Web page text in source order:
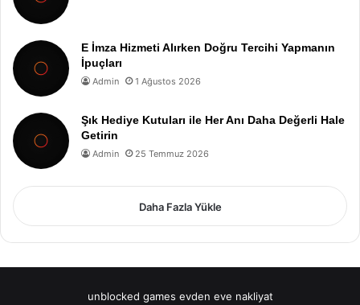
E İmza Hizmeti Alırken Doğru Tercihi Yapmanın
İpuçları
Admin 1 Ağustos 2026
Şık Hediye Kutuları ile Her Anı Daha Değerli Hale
Getirin
Admin 25 Temmuz 2026
Daha Fazla Yükle
unblocked games evden eve nakliyat